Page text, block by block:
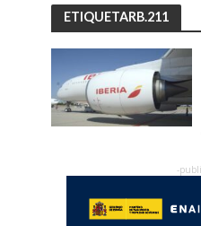
ETIQUETARB.211